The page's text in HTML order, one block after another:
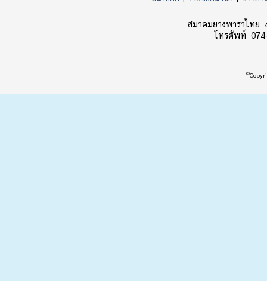
สมาคมยางพาราไทย
โทรศัพท์
©